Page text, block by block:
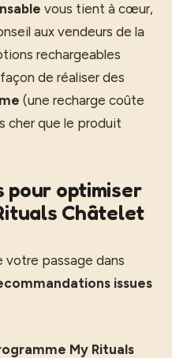
vous tient à cœur,
aux vendeurs de la
rechargeables
de réaliser des
(une recharge coûte
cher que le produit
pour optimiser
Châtelet
votre passage dans
issues
My Rituals